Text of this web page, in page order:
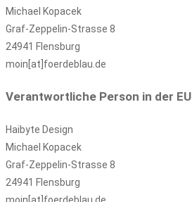
Michael Kopacek
Graf-Zeppelin-Strasse 8
24941 Flensburg
moin[at]foerdeblau.de
Verantwortliche Person in der EU
Haibyte Design
Michael Kopacek
Graf-Zeppelin-Strasse 8
24941 Flensburg